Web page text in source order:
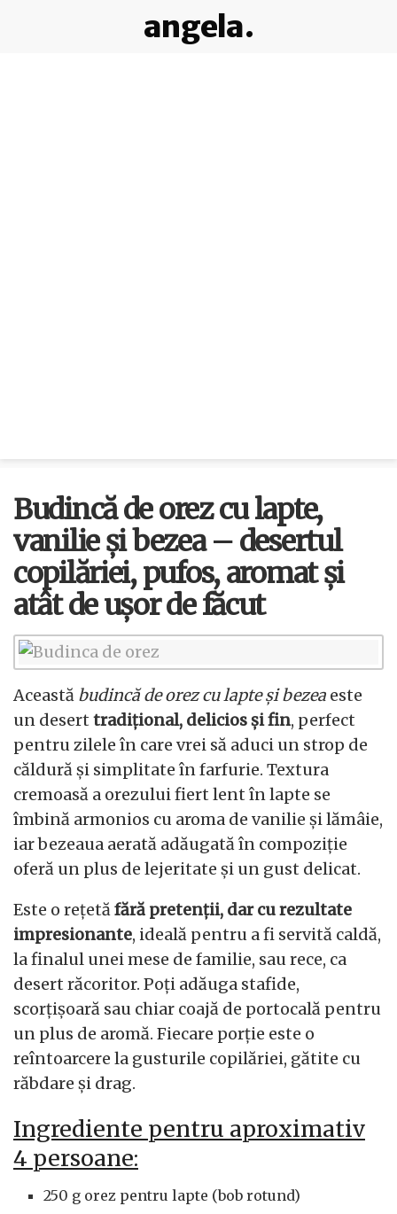
angela.
Budincă de orez cu lapte,
vanilie și bezea – desertul
copilăriei, pufos, aromat și
atât de ușor de făcut
Această budincă de orez cu lapte și bezea este
un desert tradițional, delicios și fin, perfect
pentru zilele în care vrei să aduci un strop de
căldură și simplitate în farfurie. Textura
cremoasă a orezului fiert lent în lapte se
îmbină armonios cu aroma de vanilie și lămâie,
iar bezeaua aerată adăugată în compoziție
oferă un plus de lejeritate și un gust delicat.
Este o rețetăfără pretenții, dar cu rezultate
impresionante, ideală pentru a fi servită caldă,
la finalul unei mese de familie, sau rece, ca
desert răcoritor. Poți adăuga stafide,
scorțișoară sau chiar coajă de portocală pentru
un plus de aromă. Fiecare porție este o
reîntoarcere la gusturile copilăriei, gătite cu
răbdare și drag.
Ingrediente pentru aproximativ
4 persoane:
250 g orez pentru lapte (bob rotund)